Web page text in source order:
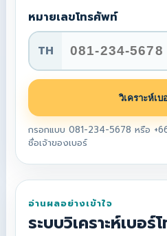
หมายเลขโทรศัพท์
TH
วิเคราะห์เบ
กรอกแบบ 081-234-5678 หรือ
ชื่อเจ้าของเบอร์
อ่านผลอย่างเข้าใจ
ระบบวิเคราะห์เบอร์